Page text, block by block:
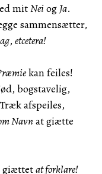
mitNeiog Ja.
sammensætter,
,etcetera!
kan feiles!
bogstavelig,
afspeiles,
Navn at giætte
giættetat forklare!